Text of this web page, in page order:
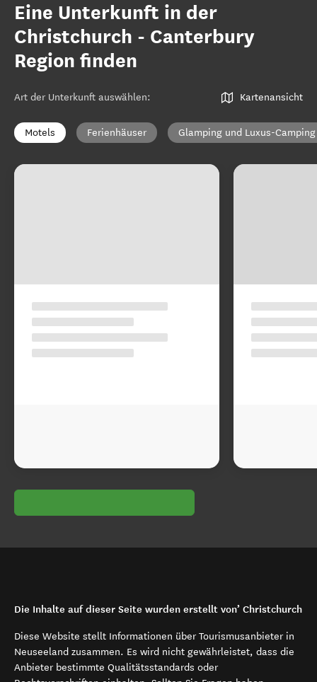
Eine Unterkunft in der
Christchurch - Canterbury
Region finden
Art der Unterkunft auswählen: Kartenansicht
Motels Ferienhäuser Glamping und Luxus-Camping
Die Inhalte auf dieser Seite wurden erstellt von’ Christchurch
Diese Website stellt Informationen über Tourismusanbieter in
Neuseeland zusammen. Es wird nicht gewährleistet, dass die
Anbieter bestimmte Qualitätsstandards oder